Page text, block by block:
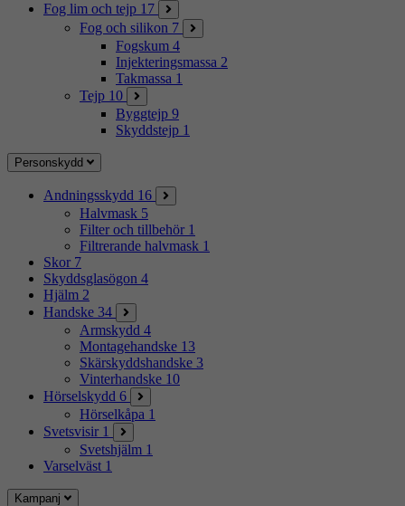
Fog lim och tejp 17
Fog och silikon 7
Fogskum 4
Injekteringsmassa 2
Takmassa 1
Tejp 10
Byggtejp 9
Skyddstejp 1
Personskydd
Andningsskydd 16
Halvmask 5
Filter och tillbehör 1
Filtrerande halvmask 1
Skor 7
Skyddsglasögon 4
Hjälm 2
Handske 34
Armskydd 4
Montagehandske 13
Skärskyddshandske 3
Vinterhandske 10
Hörselskydd 6
Hörselkåpa 1
Svetsvisir 1
Svetshjälm 1
Varselväst 1
Kampanj